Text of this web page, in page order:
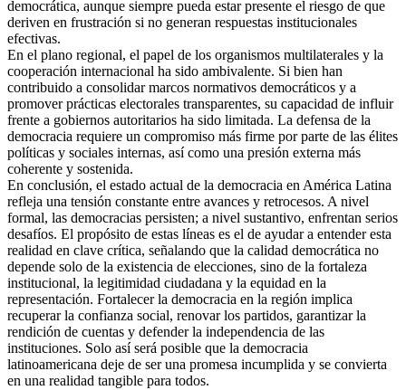
democrática, aunque siempre pueda estar presente el riesgo de que
deriven en frustración si no generan respuestas institucionales
efectivas.
En el plano regional, el papel de los organismos multilaterales y la
cooperación internacional ha sido ambivalente. Si bien han
contribuido a consolidar marcos normativos democráticos y a
promover prácticas electorales transparentes, su capacidad de influir
frente a gobiernos autoritarios ha sido limitada. La defensa de la
democracia requiere un compromiso más firme por parte de las élites
políticas y sociales internas, así como una presión externa más
coherente y sostenida.
En conclusión, el estado actual de la democracia en América Latina
refleja una tensión constante entre avances y retrocesos. A nivel
formal, las democracias persisten; a nivel sustantivo, enfrentan serios
desafíos. El propósito de estas líneas es el de ayudar a entender esta
realidad en clave crítica, señalando que la calidad democrática no
depende solo de la existencia de elecciones, sino de la fortaleza
institucional, la legitimidad ciudadana y la equidad en la
representación. Fortalecer la democracia en la región implica
recuperar la confianza social, renovar los partidos, garantizar la
rendición de cuentas y defender la independencia de las
instituciones. Solo así será posible que la democracia
latinoamericana deje de ser una promesa incumplida y se convierta
en una realidad tangible para todos.